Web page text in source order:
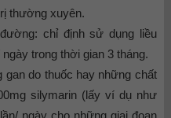
thường xuyên.
chỉ định sử dụng liều
trong thời gian 3 tháng.
do thuốc hay những chất
silymarin (lấy ví dụ như
ngày cho những giai đoạn